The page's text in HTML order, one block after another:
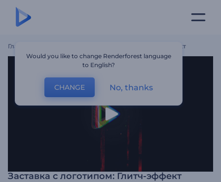
Главная Заставка С Логотипом: Глитч-Эффект
Заставка с логотипом: Глитч-эффект
Would you like to change Renderforest language
to English?
CHANGE No, thanks